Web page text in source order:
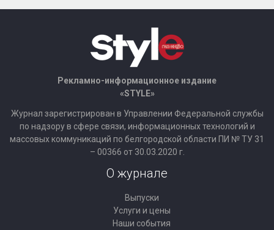
Рекламно-информационное издание
«STYLE»
Журнал зарегистрирован в Управлении Федеральной службы
по надзору в сфере связи, информационных технологий и
массовых коммуникаций по белгородской области ПИ № ТУ 31
– 00366 от 30.03.2020 г.
О журнале
Выпуски
Услуги и цены
Наши события